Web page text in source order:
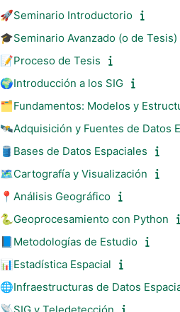
🚀Seminario Introductorio
🎓Seminario Avanzado (o de Tesis)
📝Proceso de Tesis
🌍Introducción a los SIG
🗂️Fundamentos: Modelos y
🛰️Adquisición y Fuentes de Datos
🛢️Bases de Datos Espaciales
🗺️Cartografía y Visualización
📍Análisis Geográfico
🐍Geoprocesamiento con Python
📘Metodologías de Estudio
📊Estadística Espacial
🌐Infraestructuras de Datos
📡SIG y Teledetección